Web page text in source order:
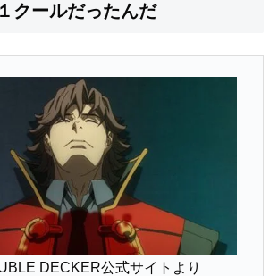
クールだったんだ
DECKER公式サイトより